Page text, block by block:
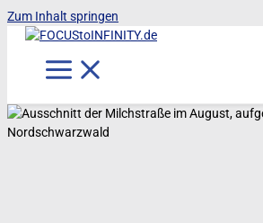
Zum Inhalt springen